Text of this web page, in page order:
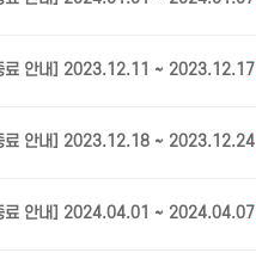
료 안내] 2023.12.11 ~ 2023.12.17
료 안내] 2023.12.18 ~ 2023.12.24
료 안내] 2024.04.01 ~ 2024.04.07